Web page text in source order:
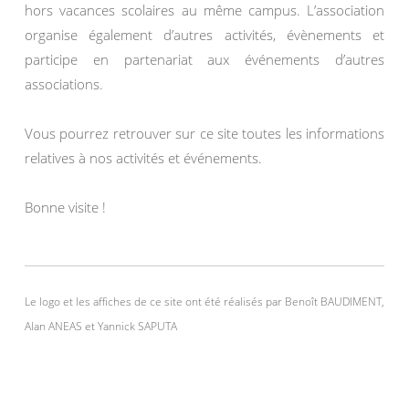
hors vacances scolaires au même campus. L’association
organise également d’autres activités, évènements et
participe en partenariat aux événements d’autres
associations.
Vous pourrez retrouver sur ce site toutes les informations
relatives à nos activités et événements.
Bonne visite !
Le logo et les affiches de ce site ont été réalisés par Benoît BAUDIMENT,
Alan ANEAS et Yannick SAPUTA